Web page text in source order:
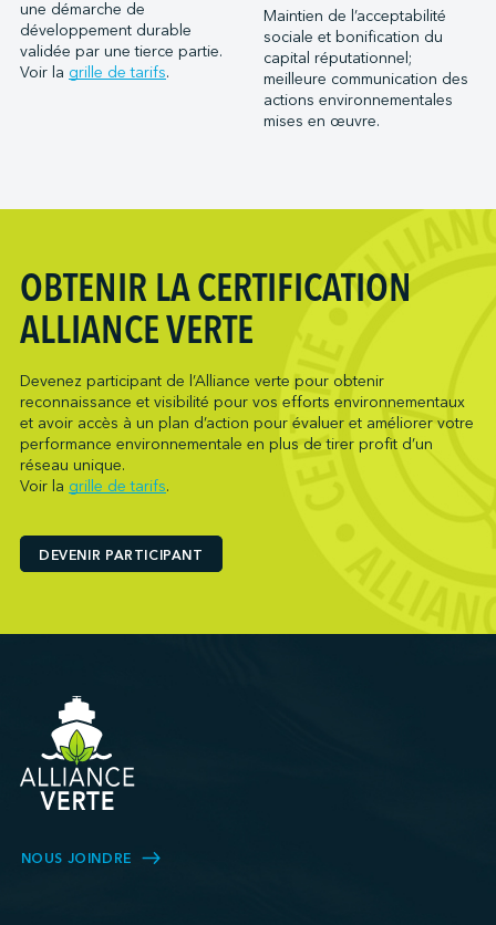
Ports of Indiana-Burns Harbor
Ports of Indiana-Jeffersonville
Ports of Indiana-Mount Vernon
Société du parc industriel et portuaire de Bécancour
Metro Ports - Houston
Metro Ports - Long Beach
Metro Ports - Morehead City
Oceanex
Owen Sound Transportation Company
Pasha Group (Wilmington)
Pembina Infrastructure and Logistics LP
Picton Terminals
PNCT
Ports America (Baton Rouge)
Ports America (Bayport)
Ports America (Charleston)
Ports America (Freeport)
Ports America (Galveston)
Ports America (Gulfport)
Ports America (Hueneme)
Ports America (IAP)
une démarche de
développement durable
validée par une tierce partie.
Voir la grille de tarifs.
Maintien de l’acceptabilité
sociale et bonification du
capital réputationnel;
meilleure communication des
actions environnementales
mises en œuvre.
OBTENIR LA CERTIFICATION
ALLIANCE VERTE
Devenez participant de l’Alliance verte pour obtenir
reconnaissance et visibilité pour vos efforts environnementaux
et avoir accès à un plan d’action pour évaluer et améliorer votre
performance environnementale en plus de tirer profit d’un
réseau unique.
Voir la grille de tarifs.
DEVENIR PARTICIPANT
NOUS JOINDRE